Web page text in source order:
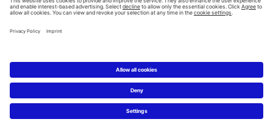
Mit dem Duravit-Badplaner können Sie Ihre ersten Ideen
zum Traumbad selbst online umsetzen.